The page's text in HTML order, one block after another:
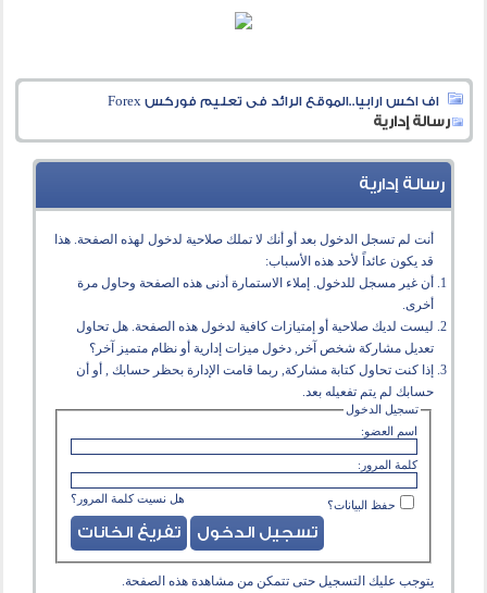
اف اكس ارابيا..الموقع الرائد فى تعليم فوركس Forex
رسالة إدارية
رسالة إدارية
أنت لم تسجل الدخول بعد أو أنك لا تملك صلاحية لدخول لهذه الصفحة. هذا
قد يكون عائداً لأحد هذه الأسباب:
أن غير مسجل للدخول. إملاء الاستمارة أدنى هذه الصفحة وحاول مرة
أخرى.
ليست لديك صلاحية أو إمتيازات كافية لدخول هذه الصفحة. هل تحاول
تعديل مشاركة شخص آخر, دخول ميزات إدارية أو نظام متميز آخر؟
إذا كنت تحاول كتابة مشاركة, ربما قامت الإدارة بحظر حسابك , أو أن
حسابك لم يتم تفعيله بعد.
تسجيل الدخول
اسم العضو:
كلمة المرور:
هل نسيت كلمة المرور؟ حفظ البيانات؟
يتوجب عليك التسجيل حتى تتمكن من مشاهدة هذه الصفحة.